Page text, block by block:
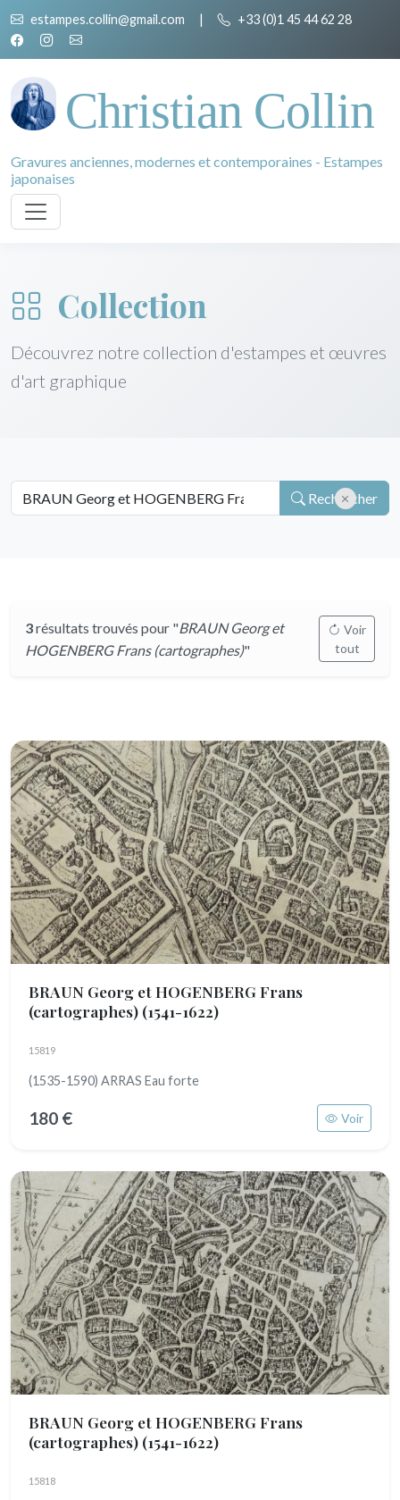
estampes.collin@gmail.com | +33 (0)1 45 44 62 28
Christian Collin
Gravures anciennes, modernes et contemporaines - Estampes
japonaises
Collection
Découvrez notre collection d'estampes et œuvres
d'art graphique
Rechercher
3résultats trouvés pour "BRAUN Georg et
HOGENBERG Frans (cartographes)"
Voir
tout
BRAUN Georg et HOGENBERG Frans
(cartographes) (1541-1622)
15819
(1535-1590) ARRAS Eau forte
180 € Voir
BRAUN Georg et HOGENBERG Frans
(cartographes) (1541-1622)
15818